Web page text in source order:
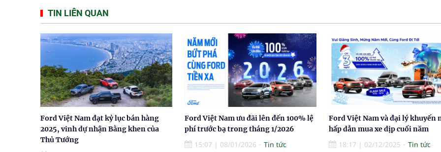
TIN LIÊN QUAN
Ford Việt Nam đạt kỷ lục bán hàng
2025, vinh dự nhận Bằng khen của
Thủ Tướng
Ford Việt Nam ưu đãi lên đến 100% lệ
phí trước bạ trong tháng 1/2026
15:07 | 08/01/2026 Tin tức
Ford Việt Nam và đại lý khuyến
hấp dẫn mua xe dịp cuối năm
18:17 | 02/12/2025 Tin tức